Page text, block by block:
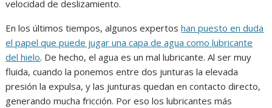
velocidad de deslizamiento.
En los últimos tiempos, algunos expertoshan puesto en duda
el papel que puede jugar una capa de agua como lubricante
del hielo. De hecho, el agua es un mal lubricante. Al ser muy
fluida, cuando la ponemos entre dos junturas la elevada
presión la expulsa, y las junturas quedan en contacto directo,
generando mucha fricción. Por eso los lubricantes más